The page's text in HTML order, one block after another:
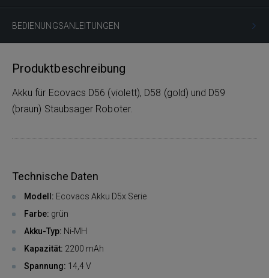
BEDIENUNGSANLEITUNGEN
Produktbeschreibung
Akku für Ecovacs D56 (violett), D58 (gold) und D59
(braun) Staubsager Roboter.
Technische Daten
Modell: Ecovacs Akku D5x Serie
Farbe: grün
Akku-Typ: Ni-MH
Kapazität: 2200 mAh
Spannung: 14,4 V